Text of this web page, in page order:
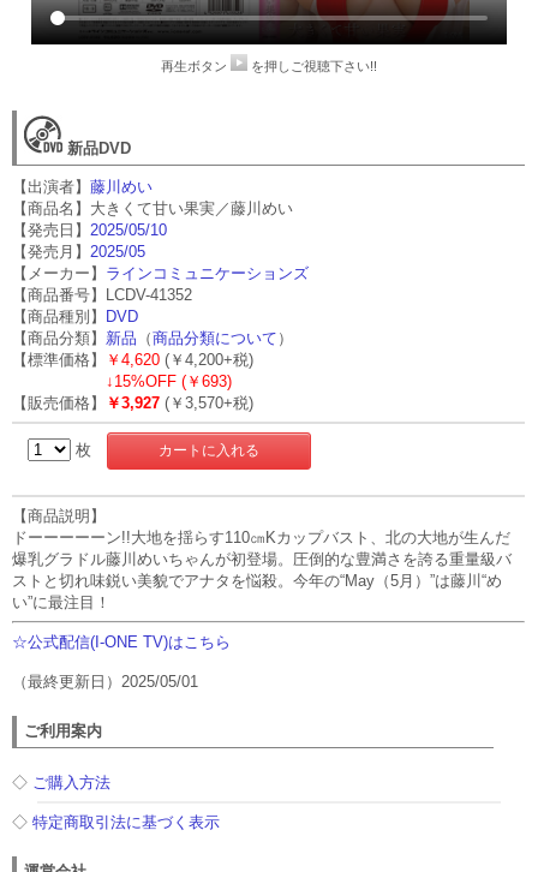
再生ボタン を押しご視聴下さい!!
新品DVD
【出演者】藤川めい
【商品名】大きくて甘い果実／藤川めい
【発売日】 2025/05/10
【発売月】 2025/05
【メーカー】 ラインコミュニケーションズ
【商品番号】LCDV-41352
【商品種別】 DVD
【商品分類】 新品 （商品分類について ）
【標準価格】
￥4,620 (￥4,200+税)
↓ 15%OFF (￥693)
【販売価格】
￥3,927 (￥3,570+税)
枚
【商品説明】
ドーーーーーン!!大地を揺らす110㎝Kカップバスト、北の大地が生んだ
爆乳グラドル藤川めいちゃんが初登場。圧倒的な豊満さを誇る重量級バ
ストと切れ味鋭い美貌でアナタを悩殺。今年の“May（5月）”は藤川“め
い”に最注目！
☆公式配信(I-ONE TV)はこちら
（最終更新日）2025/05/01
ご利用案内
◇ ご購入方法
◇特定商取引法に基づく表示